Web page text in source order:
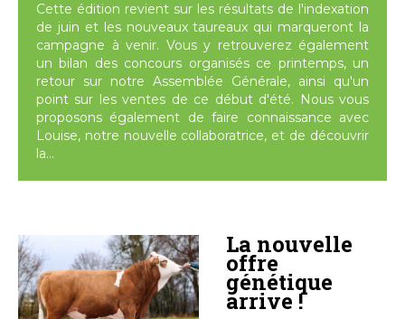
Cette édition revient sur les résultats de l'indexation
de juin et les nouveaux taureaux qui marqueront la
campagne à venir. Vous y retrouverez également
un bilan des concours organisés ce printemps, un
retour sur notre Assemblée Générale, ainsi qu'un
point sur les ventes de ce début d'été. Nous vous
proposons également de faire connaissance avec
Louise, notre nouvelle collaboratrice, et de découvrir
la...
La nouvelle
offre
génétique
arrive !